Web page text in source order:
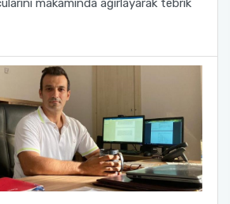
makamında ağırlayarak tebrik